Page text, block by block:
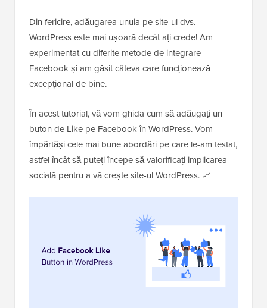
Din fericire, adăugarea unuia pe site-ul dvs.
WordPress este mai ușoară decât ați crede! Am
experimentat cu diferite metode de integrare
Facebook și am găsit câteva care funcționează
excepțional de bine.
În acest tutorial, vă vom ghida cum să adăugați un
buton de Like pe Facebook în WordPress. Vom
împărtăși cele mai bune abordări pe care le-am testat,
astfel încât să puteți începe să valorificați implicarea
socială pentru a vă crește site-ul WordPress. 📈